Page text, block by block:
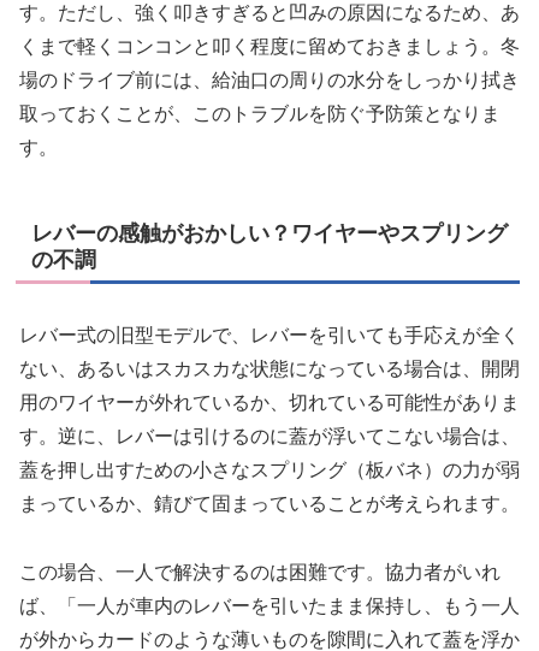
す。ただし、強く叩きすぎると凹みの原因になるため、あ
くまで軽くコンコンと叩く程度に留めておきましょう。冬
場のドライブ前には、給油口の周りの水分をしっかり拭き
取っておくことが、このトラブルを防ぐ予防策となりま
す。
レバーの感触がおかしい？ワイヤーやスプリング
の不調
レバー式の旧型モデルで、レバーを引いても手応えが全く
ない、あるいはスカスカな状態になっている場合は、開閉
用のワイヤーが外れているか、切れている可能性がありま
す。逆に、レバーは引けるのに蓋が浮いてこない場合は、
蓋を押し出すための小さなスプリング（板バネ）の力が弱
まっているか、錆びて固まっていることが考えられます。
この場合、一人で解決するのは困難です。協力者がいれ
ば、「一人が車内のレバーを引いたまま保持し、もう一人
が外からカードのような薄いものを隙間に入れて蓋を浮か